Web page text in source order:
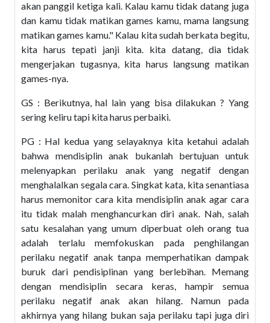
akan panggil ketiga kali. Kalau kamu tidak datang juga
dan kamu tidak matikan games kamu, mama langsung
matikan games kamu." Kalau kita sudah berkata begitu,
kita harus tepati janji kita. kita datang, dia tidak
mengerjakan tugasnya, kita harus langsung matikan
games-nya.
GS : Berikutnya, hal lain yang bisa dilakukan ? Yang
sering keliru tapi kita harus perbaiki.
PG : Hal kedua yang selayaknya kita ketahui adalah
bahwa mendisiplin anak bukanlah bertujuan untuk
melenyapkan perilaku anak yang negatif dengan
menghalalkan segala cara. Singkat kata, kita senantiasa
harus memonitor cara kita mendisiplin anak agar cara
itu tidak malah menghancurkan diri anak. Nah, salah
satu kesalahan yang umum diperbuat oleh orang tua
adalah terlalu memfokuskan pada penghilangan
perilaku negatif anak tanpa memperhatikan dampak
buruk dari pendisiplinan yang berlebihan. Memang
dengan mendisiplin secara keras, hampir semua
perilaku negatif anak akan hilang. Namun pada
akhirnya yang hilang bukan saja perilaku tapi juga diri